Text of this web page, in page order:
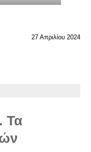
27 Απριλίου 2024
Τα